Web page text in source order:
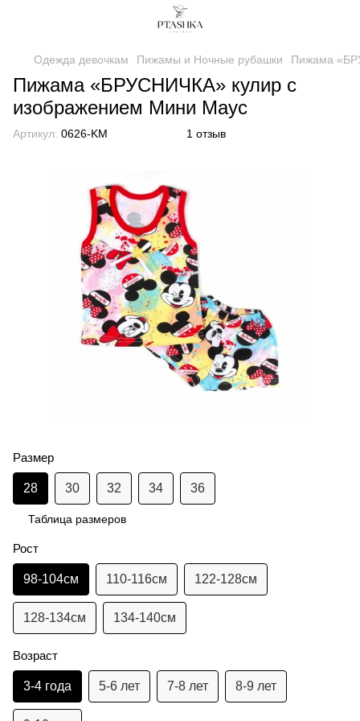
Одежда девочкам Пижамы и Ночные рубашки Пижама
Пижама «БРУСНИЧКА» кулир с
изображением Мини Маус
Артикул: 0626-KM 1 отзыв
Размер
28 30 32 34 36
Таблица размеров
Рост
98-104см 110-116см 122-128см
128-134см 134-140см
Возраст
3-4 года 5-6 лет 7-8 лет 8-9 лет